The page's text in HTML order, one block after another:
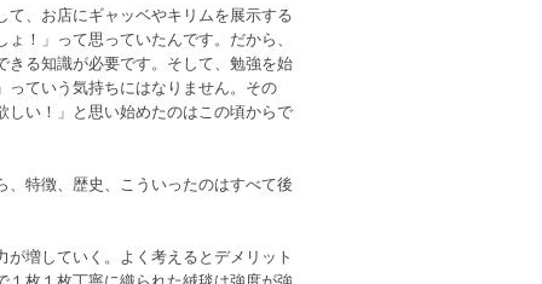
、お店にギャッベやキリムを展示する
！」って思っていたんです。だから、
きる知識が必要です。そして、勉強を始
っていう気持ちにはなりません。その
しい！」と思い始めたのはこの頃からで
特徴、歴史、こういったのはすべて後
増していく。よく考えるとデメリット